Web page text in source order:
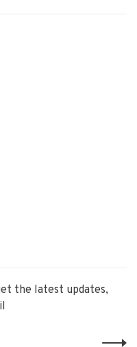
the latest updates,